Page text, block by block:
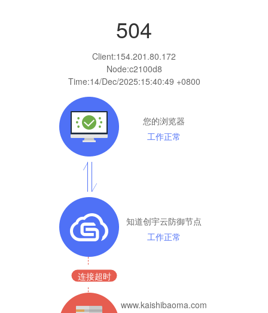
504
Client:154.201.80.172
Node:c2100d8
Time:14/Dec/2025:15:40:49 +0800
您的浏览器
工作正常
知道创宇云防御节点
工作正常
连接超时
www.kaishibaoma.com